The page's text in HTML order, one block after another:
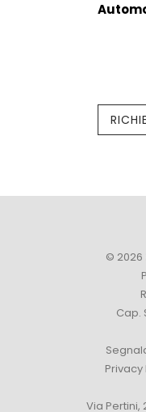
© 2026
Cap.
Privacy
Via Pertini,